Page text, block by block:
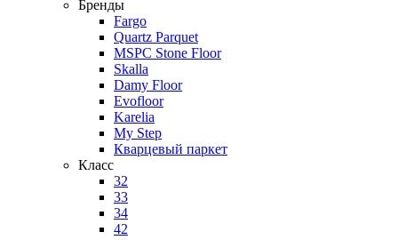
Бренды
Fargo
Quartz Parquet
MSPC Stone Floor
Skalla
Damy Floor
Evofloor
Karelia
My Step
Кварцевый паркет
Класс
32
33
34
42